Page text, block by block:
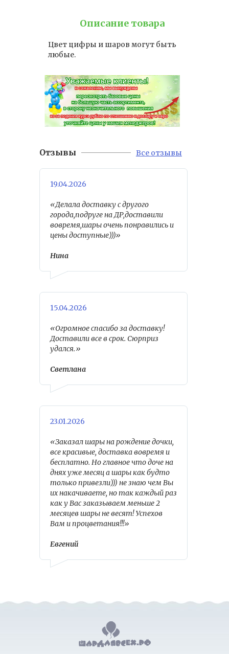
Отзывы Все отзывы
19.04.2026
«Делала доставку с другого
города,подруге на ДР,доставили
вовремя,шары очень понравились и
цены доступные)))»
Нина
15.04.2026
«Огромное спасибо за доставку!
Доставили все в срок. Сюрприз
удался.»
Светлана
23.01.2026
«Заказал шары на рождение дочки,
все красивые, доставка вовремя и
бесплатно. Но главное что доче на
днях уже месяц а шары как будто
только привезли))) не знаю чем Вы
их накачиваете, но так каждый раз
как у Вас заказываем меньше 2
месяцев шары не весят! Успехов
Вам и процветания!!!»
Евгений
Описание товара
Цвет цифры и шаров могут быть
любые.